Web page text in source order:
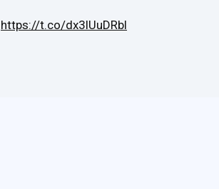
https://t.co/dx3lUuDRbl